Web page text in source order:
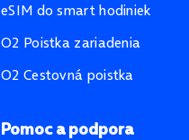
eSIM do smart hodiniek
O2 Poistka zariadenia
O2 Cestovná poistka
Pomoc a podpora